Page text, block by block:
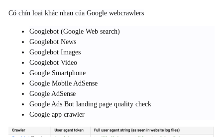
Có chín loại khác nhau của Google webcrawlers
Googlebot (Google Web search)
Googlebot News
Googlebot Images
Googlebot Video
Google Smartphone
Google Mobile AdSense
Google AdSense
Google Ads Bot landing page quality check
Google app crawler